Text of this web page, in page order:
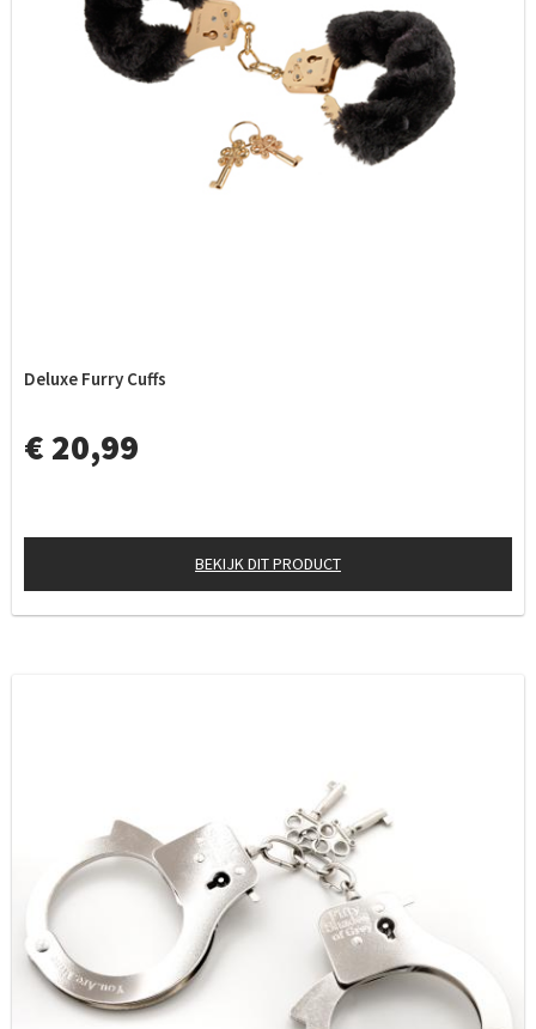
Deluxe Furry Cuffs
€ 20,99
BEKIJK DIT PRODUCT